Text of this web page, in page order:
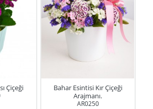
Çiçeği
Bahar Esintisi Kır Çiçeği
Arajmanı.
AR0250